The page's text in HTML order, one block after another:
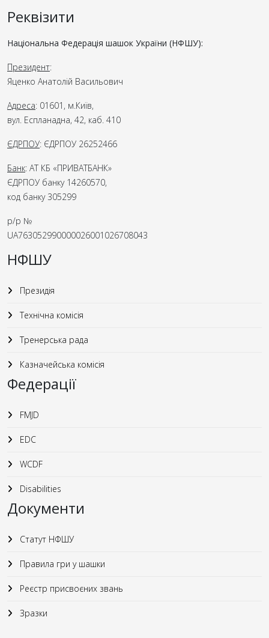
Реквізити
Національна Федерація шашок України (НФШУ):
Президент:
Яценко Анатолій Васильович
Адреса: 01601, м.Київ,
вул. Еспланадна, 42, каб. 410
ЄДРПОУ: ЄДРПОУ 26252466
Банк: АТ КБ «ПРИВАТБАНК»
ЄДРПОУ банку 14260570,
код банку 305299
р/р №
UA763052990000026001026708043
НФШУ
Президія
Технічна комісія
Тренерська рада
Казначейська комісія
Федерації
FMJD
EDC
WCDF
Disabilities
Документи
Статут НФШУ
Правила гри у шашки
Реєстр присвоєних звань
Зразки